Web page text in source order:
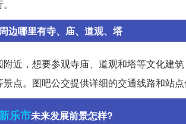
边哪里有寺、庙、道观、塔
近，想要参观寺庙、道观和塔等文化建
点。图吧公交提供详细的交通线路和站
乐市未来发展前景怎样?